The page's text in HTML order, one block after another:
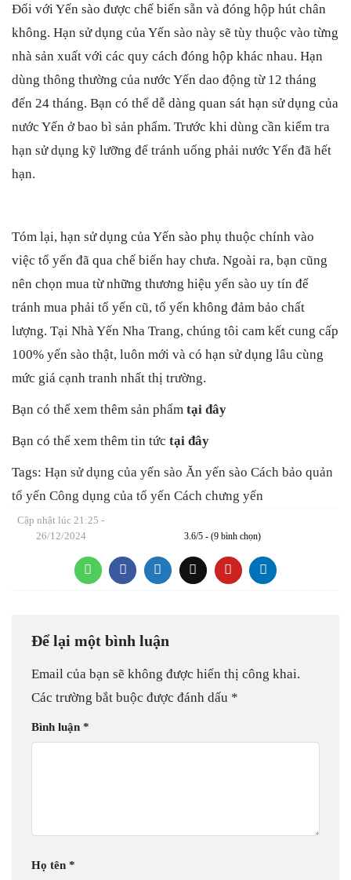
Đối với Yến sào được chế biến sẵn và đóng hộp hút chân
không. Hạn sử dụng của Yến sào này sẽ tùy thuộc vào từng
nhà sản xuất với các quy cách đóng hộp khác nhau. Hạn
dùng thông thường của nước Yến dao động từ 12 tháng
đến 24 tháng. Bạn có thể dễ dàng quan sát hạn sử dụng của
nước Yến ở bao bì sản phẩm. Trước khi dùng cần kiểm tra
hạn sử dụng kỹ lưỡng để tránh uống phải nước Yến đã hết
hạn.
Tóm lại, hạn sử dụng của Yến sào phụ thuộc chính vào
việc tổ yến đã qua chế biến hay chưa. Ngoài ra, bạn cũng
nên chọn mua từ những thương hiệu yến sào uy tín để
tránh mua phải tổ yến cũ, tổ yến không đảm bảo chất
lượng. Tại Nhà Yến Nha Trang, chúng tôi cam kết cung cấp
100% yến sào thật, luôn mới và có hạn sử dụng lâu cùng
mức giá cạnh tranh nhất thị trường.
Bạn có thể xem thêm sản phẩm tại đây
Bạn có thể xem thêm tin tức tại đây
Tags: Hạn sử dụng của yến sào Ăn yến sào Cách bảo quản
tổ yến Công dụng của tổ yến Cách chưng yến
Cập nhật lúc 21:25 -
26/12/2024
3.6/5 - (9 bình chọn)
Để lại một bình luận
Email của bạn sẽ không được hiển thị công khai.
Các trường bắt buộc được đánh dấu *
Bình luận *
Họ tên *